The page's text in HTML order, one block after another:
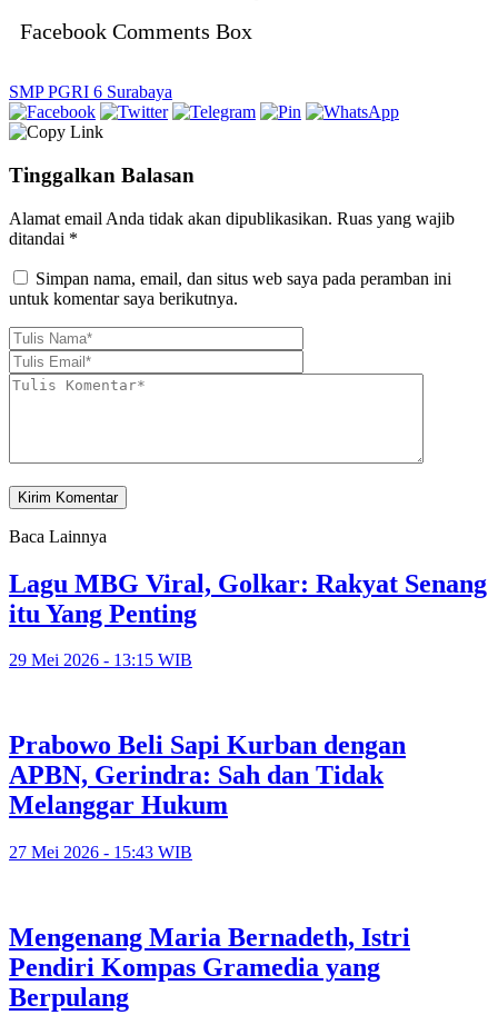
Facebook Comments Box
SMP PGRI 6 Surabaya
Tinggalkan Balasan
Alamat email Anda tidak akan dipublikasikan. Ruas yang wajib
ditandai *
Simpan nama, email, dan situs web saya pada peramban ini
untuk komentar saya berikutnya.
Baca Lainnya
Lagu MBG Viral, Golkar: Rakyat Senang
itu Yang Penting
29 Mei 2026 - 13:15 WIB
Prabowo Beli Sapi Kurban dengan
APBN, Gerindra: Sah dan Tidak
Melanggar Hukum
27 Mei 2026 - 15:43 WIB
Mengenang Maria Bernadeth, Istri
Pendiri Kompas Gramedia yang
Berpulang